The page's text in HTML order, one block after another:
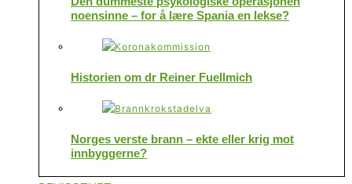
noensinne – for å lære Spania en lekse?
Historien om dr Reiner Fuellmich
Norges verste brann – ekte eller krig mot
innbyggerne?